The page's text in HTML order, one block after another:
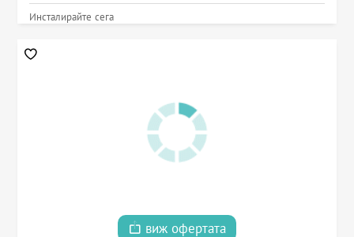
Инсталирайте сега
виж офертата